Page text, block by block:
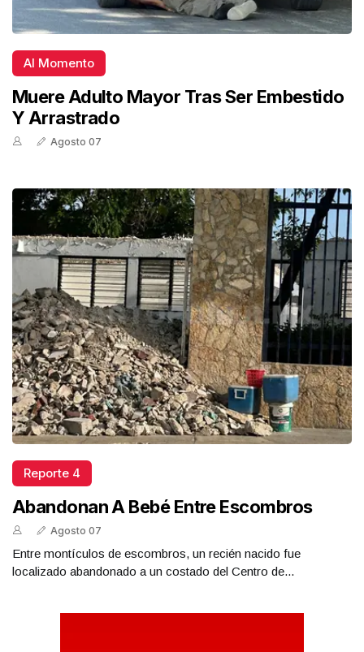
Al Momento
Muere Adulto Mayor Tras Ser Embestido
Y Arrastrado
Agosto 07
Reporte 4
Abandonan A Bebé Entre Escombros
Agosto 07
Entre montículos de escombros, un recién nacido fue
localizado abandonado a un costado del Centro de...